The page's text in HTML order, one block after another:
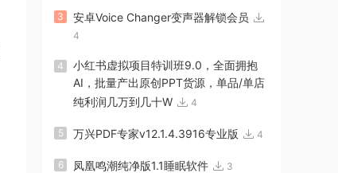
3 安卓Voice Changer变声器解锁会员
4
4
小红书虚拟项目特训班9.0，全面拥抱
AI，批量产出原创PPT货源，单品/单店
纯利润几万到几十W
4
5 万兴PDF专家v12.1.4.3916专业版 4
6 凤凰鸣潮纯净版1.1睡眠软件 3